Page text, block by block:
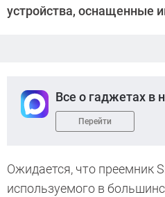
устройства, оснащенные
Все о гаджетах в
Перейти
Ожидается, что преемник
используемого в